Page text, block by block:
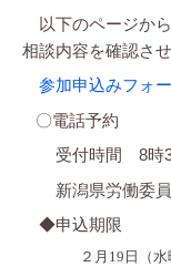
以下のページか
相談内容を確認さ
参加申込みフォ
〇電話予約
受付時間 8時30
新潟県労働委員
◆申込期限
２月19日（水